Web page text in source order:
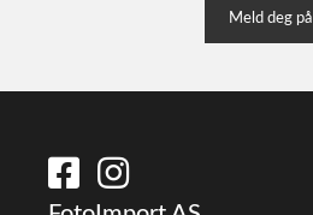
Meld deg på